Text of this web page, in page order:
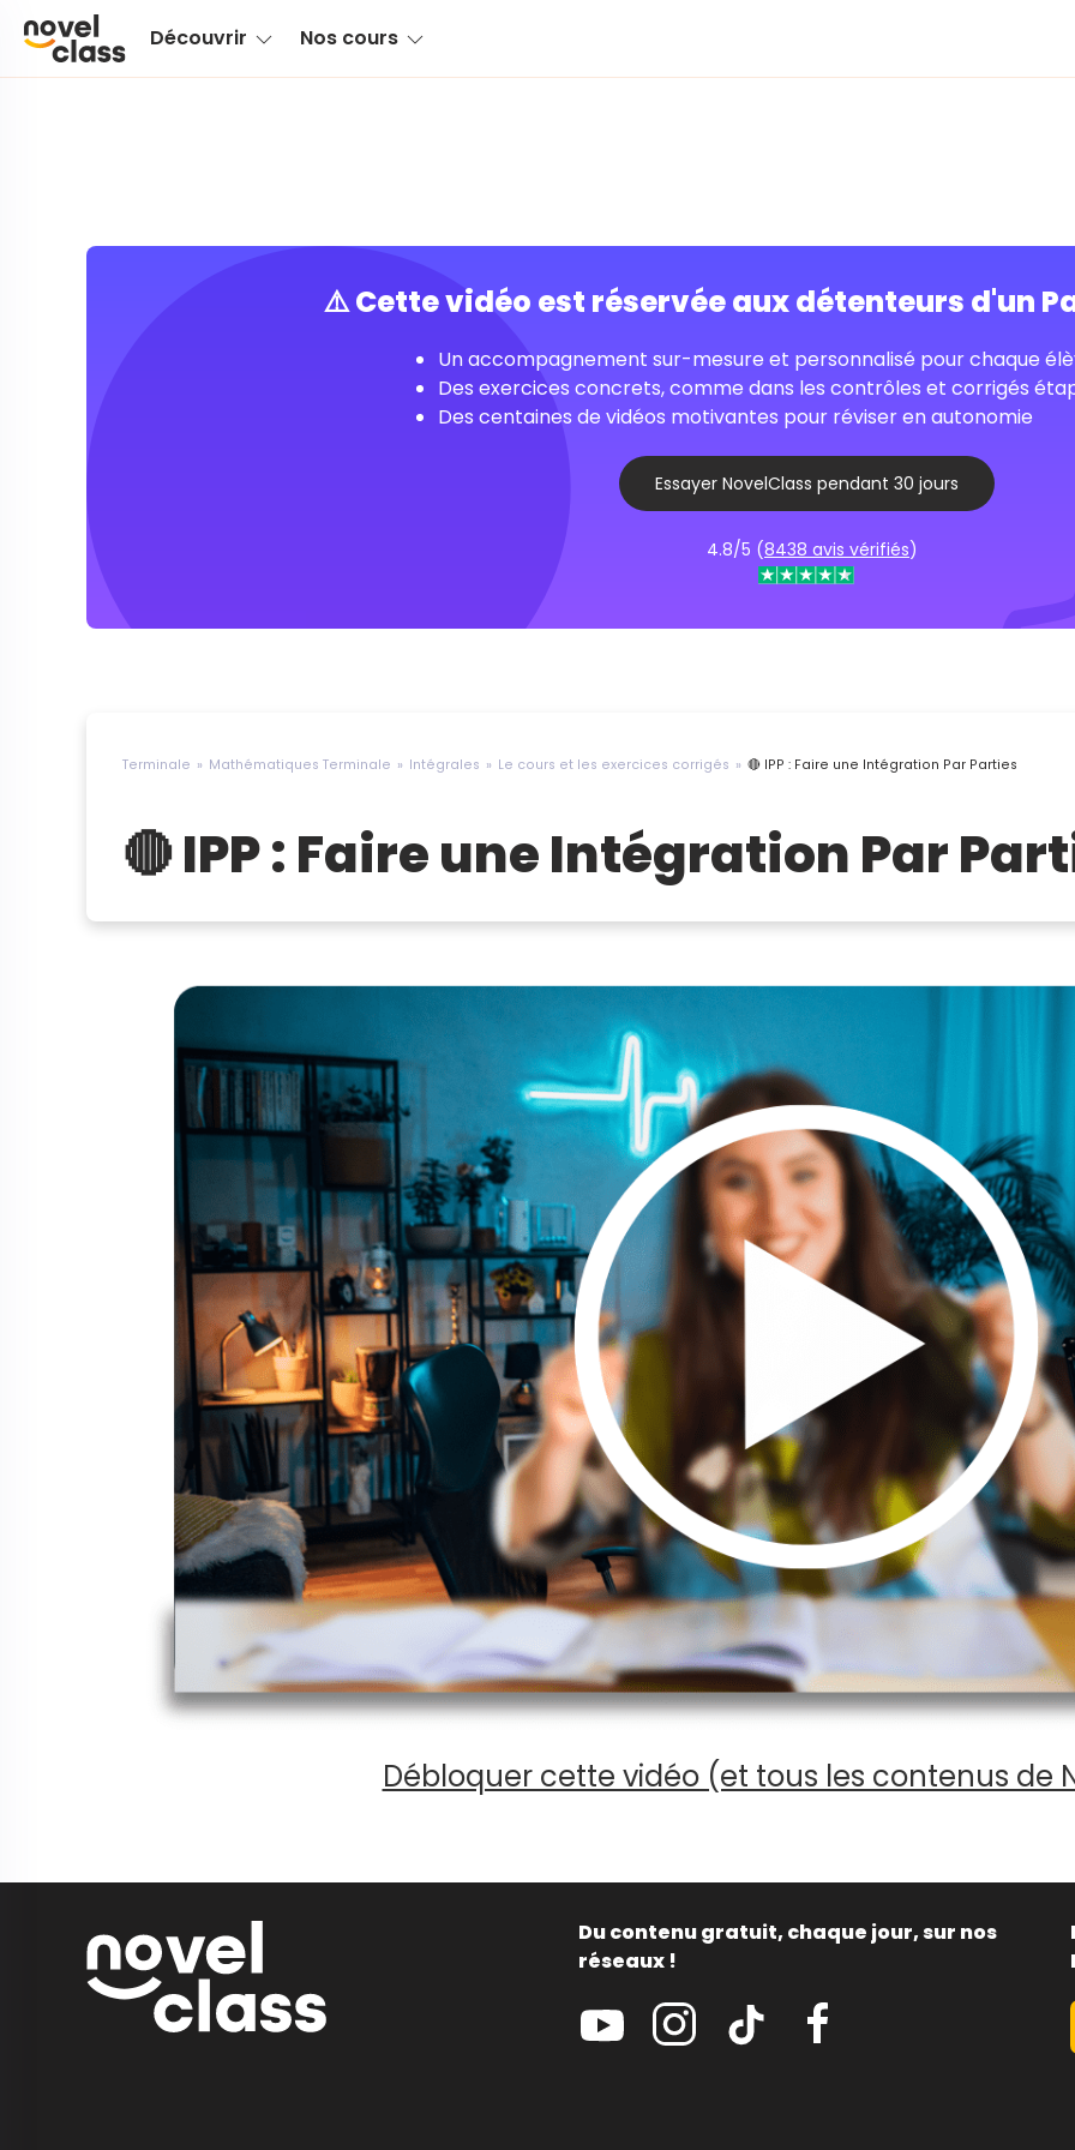
Découvrir Nos cours
⚠️ Cette vidéo est réservée aux détenteurs d'un
Un accompagnement sur-mesure et personnalisé pour chaque
Des exercices concrets, comme dans les contrôles et corrigés
Des centaines de vidéos motivantes pour réviser en autonomie
Essayer NovelClass pendant 30 jours
4.8/5 (8438 avis vérifiés)
Terminale Mathématiques Terminale Intégrales Le cours et les exercices corrigés 🔴 IPP : Faire une Intégration Par Parties
🔴 IPP : Faire une Intégration Par
Débloquer cette vidéo (et tous les contenus de
Du contenu gratuit, chaque jour, sur nos
réseaux !